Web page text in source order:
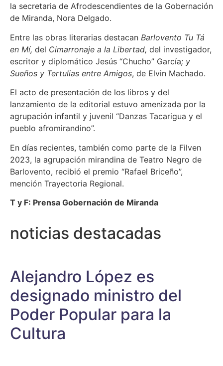
la secretaria de Afrodescendientes de la Gobernación
de Miranda, Nora Delgado.
Entre las obras literarias destacan Barlovento Tu Tá
en Mí, del Cimarronaje a la Libertad, del investigador,
escritor y diplomático Jesús “Chucho” García; y
Sueños y Tertulias entre Amigos, de Elvin Machado.
El acto de presentación de los libros y del
lanzamiento de la editorial estuvo amenizada por la
agrupación infantil y juvenil “Danzas Tacarigua y el
pueblo afromirandino”.
En días recientes, también como parte de la Filven
2023, la agrupación mirandina de Teatro Negro de
Barlovento, recibió el premio “Rafael Briceño”,
mención Trayectoria Regional.
T y F: Prensa Gobernación de Miranda
noticias destacadas
Alejandro López es
designado ministro del
Poder Popular para la
Cultura